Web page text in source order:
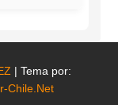
| Tema por:
Chile.Net